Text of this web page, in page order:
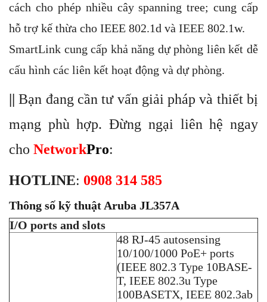
cách cho phép nhiều cây spanning tree; cung cấp
hỗ trợ kế thừa cho IEEE 802.1d và IEEE 802.1w.
SmartLink cung cấp khả năng dự phòng liên kết dễ
cấu hình các liên kết hoạt động và dự phòng.
|| Bạn đang cần tư vấn giải pháp và thiết bị
mạng phù hợp. Đừng ngại liên hệ ngay
cho NetworkPro:
HOTLINE: 0908 314 585
Thông số kỹ thuật Aruba JL357A
I/O ports and slots
48 RJ-45 autosensing
10/100/1000 PoE+ ports
(IEEE 802.3 Type 10BASE-
T, IEEE 802.3u Type
100BASETX, IEEE 802.3ab